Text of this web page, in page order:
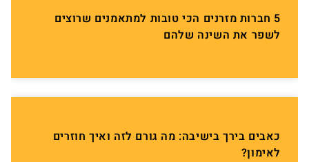
5 חברות מזרנים הכי טובות למתאמנים שרוצים
לשפר את השינה שלהם
כאבים בירך בישיבה: מה גורם לזה ואיך חוזרים
לאימון?